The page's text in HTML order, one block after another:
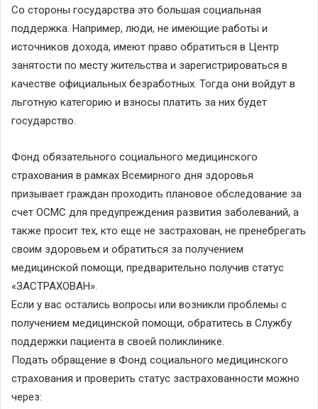
Со стороны государства это большая социальная
поддержка. Например, люди, не имеющие работы и
источников дохода, имеют право обратиться в Центр
занятости по месту жительства и зарегистрироваться в
качестве официальных безработных. Тогда они войдут в
льготную категорию и взносы платить за них будет
государство.
Фонд обязательного социального медицинского
страхования в рамках Всемирного дня здоровья
призывает граждан проходить плановое обследование за
счет ОСМС для предупреждения развития заболеваний, а
также просит тех, кто еще не застрахован, не пренебрегать
своим здоровьем и обратиться за получением
медицинской помощи, предварительно получив статус
«ЗАСТРАХОВАН».
Если у вас остались вопросы или возникли проблемы с
получением медицинской помощи, обратитесь в Службу
поддержки пациента в своей поликлинике.
Подать обращение в Фонд социального медицинского
страхования и проверить статус застрахованности можно
через: